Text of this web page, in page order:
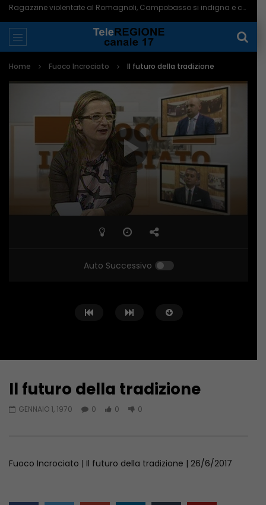
Ragazzine violentate al Romagnoli, Campobasso si indigna e chiede più controlli – 06/08/2026
Home Fuoco Incrociato Il futuro della tradizione
Auto Successivo
Il futuro della tradizione
GENNAIO 1, 1970 0 0 0
Fuoco Incrociato | Il futuro della tradizione | 26/6/2017